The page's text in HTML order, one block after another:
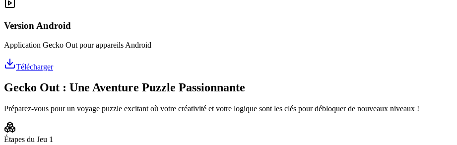
Version Android
Application Gecko Out pour appareils Android
Télécharger
Gecko Out : Une Aventure Puzzle Passionnante
Préparez-vous pour un voyage puzzle excitant où votre créativité et votre logique sont les clés pour débloquer de nouveaux niveaux !
Étapes du Jeu 1